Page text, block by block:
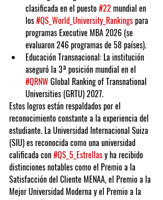
clasificada en el puesto #22 mundial en
los #QS_World_University_Rankings para
programas Executive MBA 2026 (se
evaluaron 246 programas de 58 países).
Educación Transnacional: La institución
aseguró la 3ª posición mundial en el
#QRNW Global Ranking of Transnational
Universities (GRTU) 2027.
Estos logros están respaldados por el
reconocimiento constante a la experiencia del
estudiante. La Universidad Internacional Suiza
(SIU) es reconocida como una universidad
calificada con #QS_5_Estrellas y ha recibido
distinciones notables como el Premio a la
Satisfacción del Cliente MENAA, el Premio a la
Mejor Universidad Moderna y el Premio a la